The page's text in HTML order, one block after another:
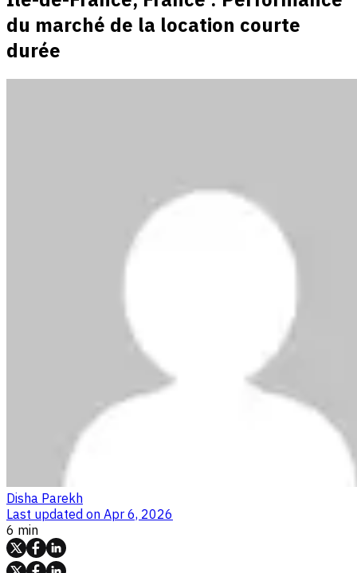
du marché de la location courte
durée
Disha Parekh
Last updated on Apr 6, 2026
6 min